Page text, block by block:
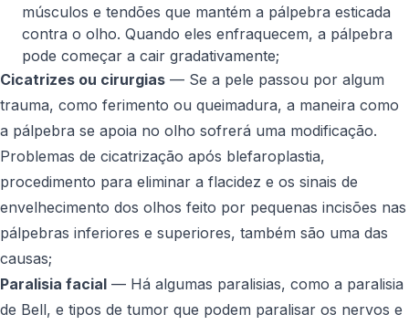
músculos e tendões que mantém a pálpebra esticada
contra o olho. Quando eles enfraquecem, a pálpebra
pode começar a cair gradativamente;
Cicatrizes ou cirurgias — Se a pele passou por algum
trauma, como ferimento ou queimadura, a maneira como
a pálpebra se apoia no olho sofrerá uma modificação.
Problemas de cicatrização após blefaroplastia,
procedimento para eliminar a flacidez e os sinais de
envelhecimento dos olhos feito por pequenas incisões nas
pálpebras inferiores e superiores, também são uma das
causas;
Paralisia facial — Há algumas paralisias, como a paralisia
de Bell, e tipos de tumor que podem paralisar os nervos e